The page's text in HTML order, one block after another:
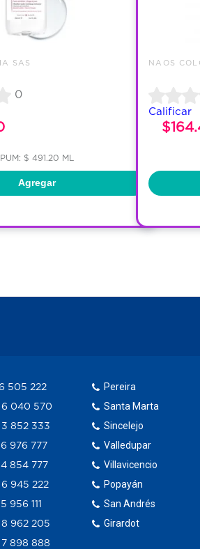
SAS
0
PUM: $ 491.20 ML
Agregar
NAOS
Calificar
505 222
040 570
852 333
976 777
854 777
945 222
956 111
962 205
898 888
Pereira
Santa Marta
Sincelejo
Valledupar
Villavicencio
Popayán
San Andrés
Girardot